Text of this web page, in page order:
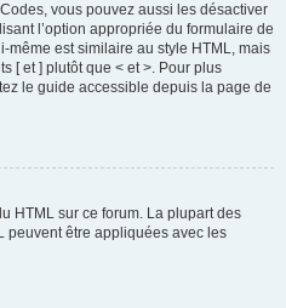
vous pouvez aussi les désactiver
l’option appropriée du formulaire de
est similaire au style HTML, mais
[ et ] plutôt que < et >. Pour plus
le guide accessible depuis la page de
HTML sur ce forum. La plupart des
peuvent être appliquées avec les